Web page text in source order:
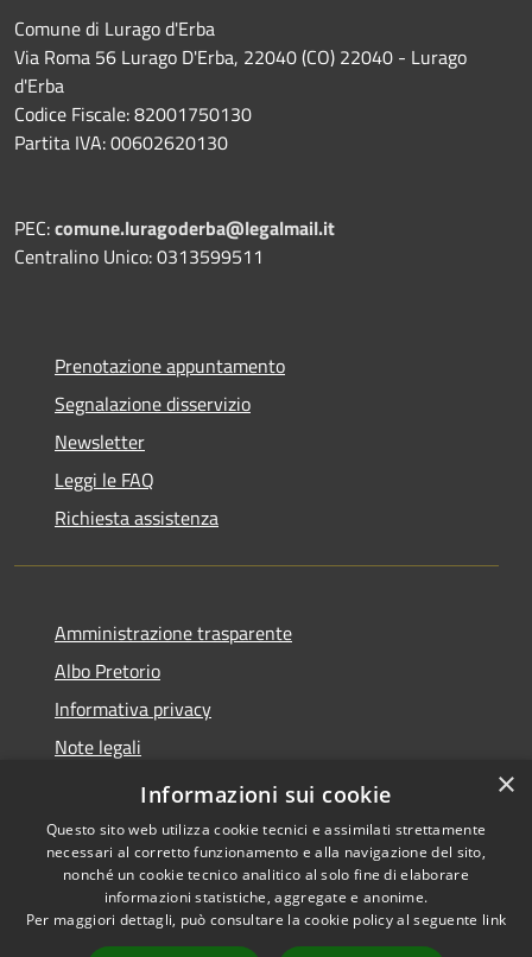
Comune di Lurago d'Erba
Via Roma 56 Lurago D'Erba, 22040 (CO) 22040 - Lurago
d'Erba
Codice Fiscale: 82001750130
Partita IVA: 00602620130
PEC:comune.luragoderba@legalmail.it
Centralino Unico: 0313599511
Prenotazione appuntamento
Segnalazione disservizio
Newsletter
Leggi le FAQ
Richiesta assistenza
Amministrazione trasparente
Albo Pretorio
Informativa privacy
Note legali
Dichiarazione di accessibilità
Accessibilità
Copyright © 2026 • Comune di
Lurago d'Erba • Powered by
×
Informazioni sui cookie
Questo sito web utilizza cookie tecnici e assimilati strettamente
necessari al corretto funzionamento e alla navigazione del sito,
nonché un cookie tecnico analitico al solo fine di elaborare
informazioni statistiche, aggregate e anonime.
Per maggiori dettagli, può consultare la cookie policy al seguente link